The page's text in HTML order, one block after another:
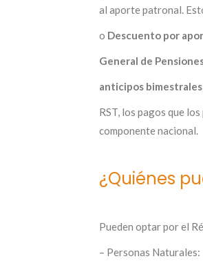
al aporte patronal.
o Descuento por
General de
anticipos
RST, los pagos que
componente nacional.
¿Quiénes
Pueden optar por el
– Personas Naturales: